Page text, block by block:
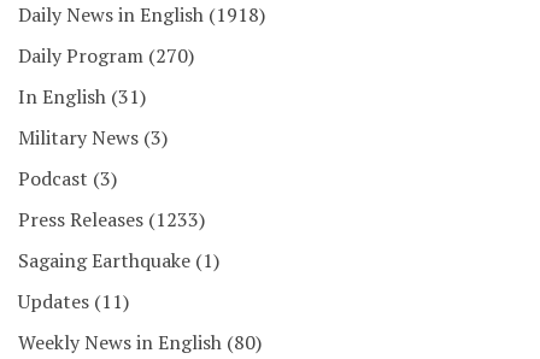
Daily News in English (1918)
Daily Program (270)
In English (31)
Military News (3)
Podcast (3)
Press Releases (1233)
Sagaing Earthquake (1)
Updates (11)
Weekly News in English (80)